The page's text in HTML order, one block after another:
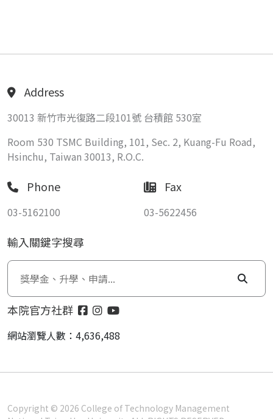
Address
30013 新竹市光復路二段101號 台積館 530室
Room 530 TSMC Building, 101, Sec. 2, Kuang-Fu Road,
Hsinchu, Taiwan 30013, R.O.C.
Phone
03-5162100
Fax
03-5622456
輸入關鍵字搜尋
本院官方社群
網站瀏覽人數：4,636,488
Copyright © 2026 College of Technology Management